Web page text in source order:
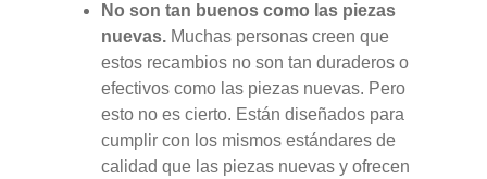
No son tan buenos como las piezas
nuevas.Muchas personas creen que
estos recambios no son tan duraderos o
efectivos como las piezas nuevas. Pero
esto no es cierto. Están diseñados para
cumplir con los mismos estándares de
calidad que las piezas nuevas y ofrecen